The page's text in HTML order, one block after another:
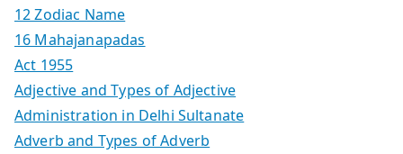
12 Zodiac Name
16 Mahajanapadas
Act 1955
Adjective and Types of Adjective
Administration in Delhi Sultanate
Adverb and Types of Adverb